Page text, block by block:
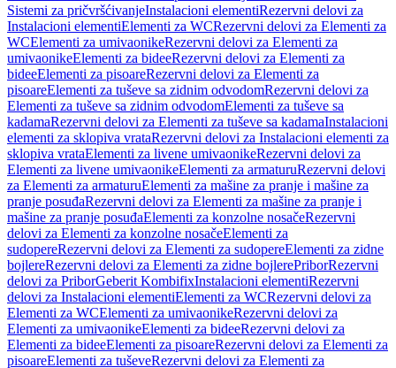
Sistemi za pričvršćivanjeInstalacioni elementiRezervni delovi za
Instalacioni elementiElementi za WCRezervni delovi za Elementi za
WCElementi za umivaonikeRezervni delovi za Elementi za
umivaonikeElementi za bideeRezervni delovi za Elementi za
bideeElementi za pisoareRezervni delovi za Elementi za
pisoareElementi za tuševe sa zidnim odvodomRezervni delovi za
Elementi za tuševe sa zidnim odvodomElementi za tuševe sa
kadamaRezervni delovi za Elementi za tuševe sa kadamaInstalacioni
elementi za sklopiva vrataRezervni delovi za Instalacioni elementi za
sklopiva vrataElementi za livene umivaonikeRezervni delovi za
Elementi za livene umivaonikeElementi za armaturuRezervni delovi
za Elementi za armaturuElementi za mašine za pranje i mašine za
pranje posuđaRezervni delovi za Elementi za mašine za pranje i
mašine za pranje posuđaElementi za konzolne nosačeRezervni
delovi za Elementi za konzolne nosačeElementi za
sudopereRezervni delovi za Elementi za sudopereElementi za zidne
bojlereRezervni delovi za Elementi za zidne bojlerePriborRezervni
delovi za PriborGeberit KombifixInstalacioni elementiRezervni
delovi za Instalacioni elementiElementi za WCRezervni delovi za
Elementi za WCElementi za umivaonikeRezervni delovi za
Elementi za umivaonikeElementi za bideeRezervni delovi za
Elementi za bideeElementi za pisoareRezervni delovi za Elementi za
pisoareElementi za tuševeRezervni delovi za Elementi za